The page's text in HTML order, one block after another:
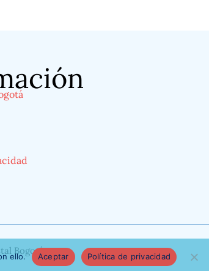
Bogotá
ello. Aceptar Política de privacidad